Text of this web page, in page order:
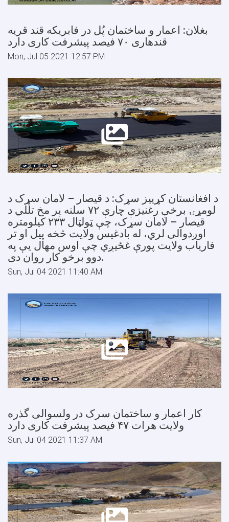
بغلان: اعمار و ساختمان پُل در فابریکه قند قریه
قندهاری ۷۰ فیصد پیشرفت کاری دارد
Mon, Jul 05 2021 12:57 PM
د افغانستان کړییز سړک: د قیصار – لامان سړک د
لومړۍ برخې رغنیزې چارې ۷۲ سلنه پر مخ تللي د
قیصار – لامان سړک، چې ټولټال ۲۳۳ کیلومتره
اوږدوالی لري، له بادغیس ولایت څخه پیل او تر
فاریاب ولایت پورې غځیږي چې اوس مهال یې په
دوو برخو کار روان دی.
Sun, Jul 04 2021 11:40 AM
کار اعمار و ساختمان سرک در ولسوالی گذره
ولایت هرات ۴۷ فیصد پیشرفت کاری دارد
Sun, Jul 04 2021 11:37 AM